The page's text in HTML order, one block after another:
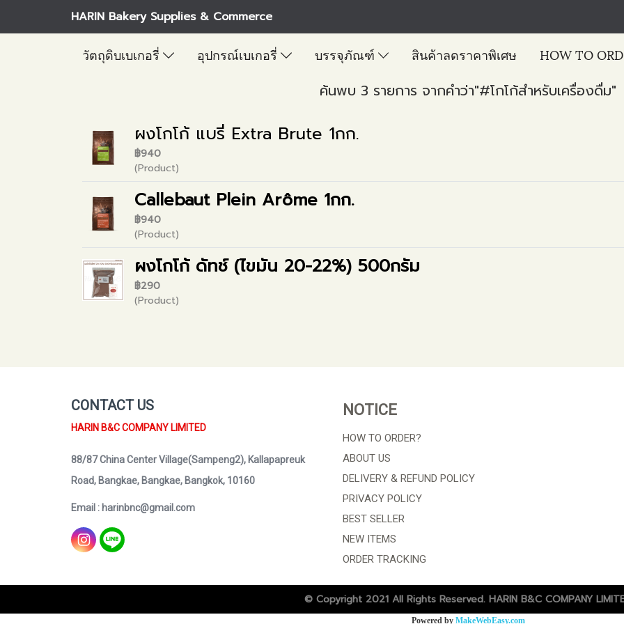
HARIN Bakery Supplies & Commerce
วัตถุดิบเบเกอรี่ อุปกรณ์เบเกอรี่ บรรจุภัณฑ์ สินค้าลดราคาพิเศษ HOW TO
ค้นพบ 3 รายการ จากคำว่า"#โกโก้สำหรับเครื่องดื่ม"
ผงโกโก้ แบรี่ Extra Brute 1กก.
฿940
(Product)
Callebaut Plein Arôme 1กก.
฿940
(Product)
ผงโกโก้ ดัทช์ (ไขมัน 20-22%) 500กรัม
฿290
(Product)
CONTACT US
HARIN B&C COMPANY LIMITED
88/87 China Center Village(Sampeng2), Kallapapreuk
Road, Bangkae, Bangkae, Bangkok, 10160
Email : harinbnc@gmail.com
NOTICE
HOW TO ORDER?
ABOUT US
DELIVERY & REFUND POLICY
PRIVACY POLICY
BEST SELLER
NEW ITEMS
ORDER TRACKING
© Copyright 2021 All Rights Reserved. HARIN B&C COMPANY
Powered by MakeWebEasy.com